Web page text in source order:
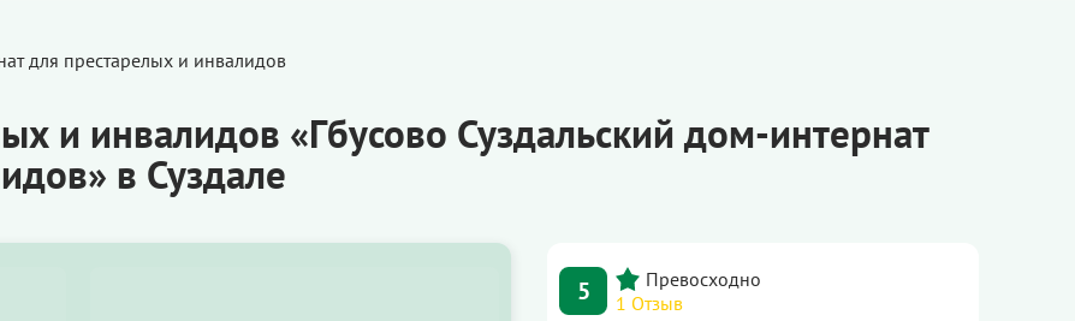
для престарелых и инвалидов
и инвалидов «Гбусово Суздальский дом-интернат
в Суздале
5
1 Отзыв